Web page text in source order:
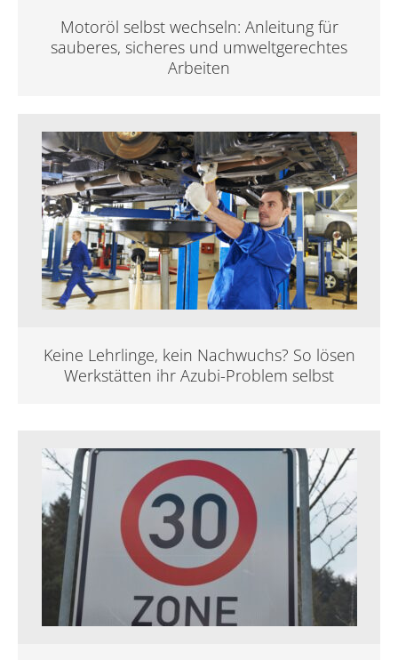
Motoröl selbst wechseln: Anleitung für
sauberes, sicheres und umweltgerechtes
Arbeiten
Keine Lehrlinge, kein Nachwuchs? So lösen
Werkstätten ihr Azubi-Problem selbst